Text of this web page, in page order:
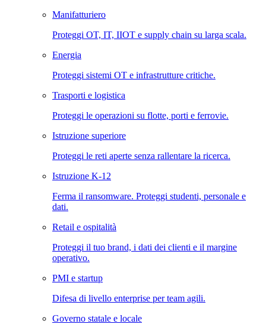
Manifatturiero
Proteggi OT, IT, IIOT e supply chain su larga scala.
Energia
Proteggi sistemi OT e infrastrutture critiche.
Trasporti e logistica
Proteggi le operazioni su flotte, porti e ferrovie.
Istruzione superiore
Proteggi le reti aperte senza rallentare la ricerca.
Istruzione K-12
Ferma il ransomware. Proteggi studenti, personale e
dati.
Retail e ospitalità
Proteggi il tuo brand, i dati dei clienti e il margine
operativo.
PMI e startup
Difesa di livello enterprise per team agili.
Governo statale e locale